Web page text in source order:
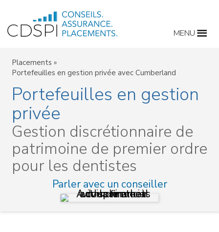
content
MENU
Placements »
Portefeuilles en gestion privée avec Cumberland
Portefeuilles en gestion
privée
Gestion discrétionnaire de
patrimoine de premier ordre
pour les dentistes
Parler avec un conseiller